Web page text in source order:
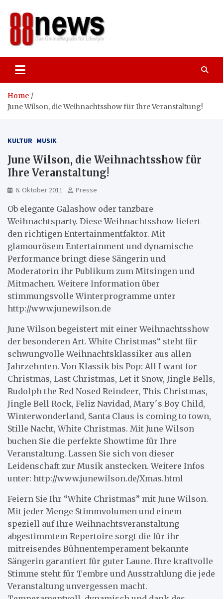
content
Home
June Wilson, die Weihnachtsshow für Ihre Veranstaltung!
KULTUR MUSIK
June Wilson, die Weihnachtsshow für
Ihre Veranstaltung!
6. Oktober 2011 Presse
Ob elegante Galashow oder tanzbare
Weihnachtsparty. Diese Weihnachtsshow liefert
den richtigen Entertainmentfaktor. Mit
glamourösem Entertainment und dynamische
Performance bringt diese Sängerin und
Moderatorin ihr Publikum zum Mitsingen und
Mitmachen. Weitere Information über
stimmungsvolle Winterprogramme unter
http://www.junewilson.de
June Wilson begeistert mit einer Weihnachtsshow
der besonderen Art. White Christmas“ steht für
schwungvolle Weihnachtsklassiker aus allen
Jahrzehnten. Von Klassik bis Pop: All I want for
Christmas, Last Christmas, Let it Snow, Jingle Bells,
Rudolph the Red Nosed Reindeer, This Christmas,
Jingle Bell Rock, Feliz Navidad, Mary´s Boy Child,
Winterwonderland, Santa Claus is coming to town,
Stille Nacht, White Christmas. Mit June Wilson
buchen Sie die perfekte Showtime für Ihre
Veranstaltung. Lassen Sie sich von dieser
Leidenschaft zur Musik anstecken. Weitere Infos
unter: http://www.junewilson.de/Xmas.html
Feiern Sie Ihr “White Christmas” mit June Wilson.
Mit jeder Menge Stimmvolumen und einem
speziell auf Ihre Weihnachtsveranstaltung
abgestimmtem Repertoire sorgt die für ihr
mitreisendes Bühnentemperament bekannte
Sängerin garantiert für guter Laune. Ihre kraftvolle
Stimme steht für Tembre und Ausstrahlung die jede
Veranstaltung unvergessen macht.